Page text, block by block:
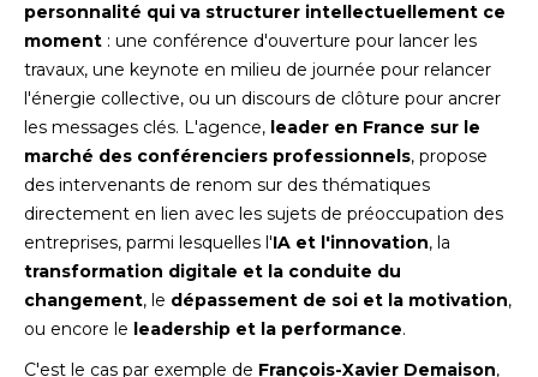
personnalité qui va structurer intellectuellement ce
moment : une conférence d'ouverture pour lancer les
travaux, une keynote en milieu de journée pour relancer
l'énergie collective, ou un discours de clôture pour ancrer
les messages clés. L'agence, leader en France sur le
marché des conférenciers professionnels, propose
des intervenants de renom sur des thématiques
directement en lien avec les sujets de préoccupation des
entreprises, parmi lesquelles l'IA et l'innovation, la
transformation digitale et la conduite du
changement, le dépassement de soi et la motivation,
ou encore le leadership et la performance.
C'est le cas par exemple de François-Xavier Demaison,